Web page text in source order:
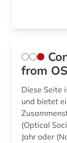
from
Diese Seite
und bietet
(Optical
Jahr oder